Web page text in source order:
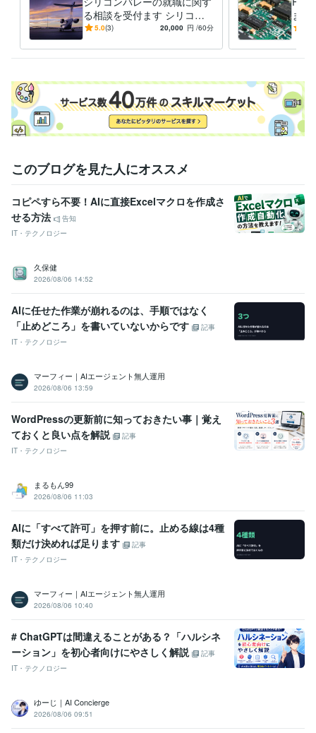
る相談を受付ます シリコン
バレーの就職事情に関する情
5.0(3) 20,000 円 /60分
ま
豊富
このブログを見た人にオススメ
コピペすら不要！AIに直接Excelマクロを作成さ
せる方法
告知
IT・テクノロジー
久保健
2026/08/06 14:52
AIに任せた作業が崩れるのは、手順ではなく
「止めどころ」を書いていないからです
記事
IT・テクノロジー
マーフィー｜AIエージェント無人運用
2026/08/06 13:59
WordPressの更新前に知っておきたい事｜覚え
ておくと良い点を解説
記事
IT・テクノロジー
まるもん99
2026/08/06 11:03
AIに「すべて許可」を押す前に。止める線は4種
類だけ決めれば足ります
記事
IT・テクノロジー
マーフィー｜AIエージェント無人運用
2026/08/06 10:40
# ChatGPTは間違えることがある？「ハルシネ
ーション」を初心者向けにやさしく解説
記事
IT・テクノロジー
ゆーじ｜AI Concierge
2026/08/06 09:51